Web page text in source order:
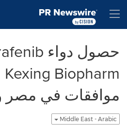
موافقات في مصر
Middle East - Arabic